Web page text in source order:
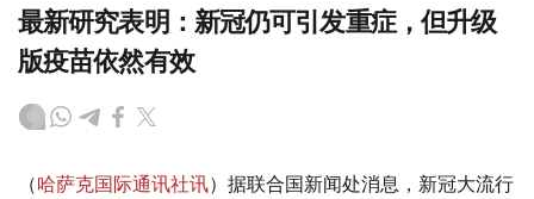
最新研究表明：新冠仍可引发重症，但升级
版疫苗依然有效
（哈萨克国际通讯社讯）据联合国新闻处消息，新冠大流行